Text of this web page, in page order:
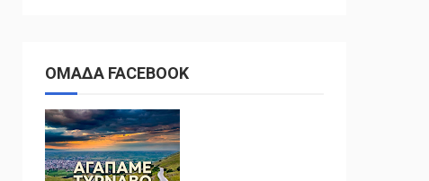
ΟΜΑΔΑ FACEBOOK